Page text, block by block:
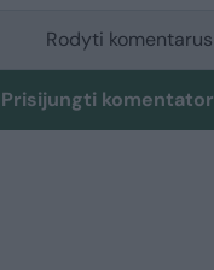
Rodyti komentarus
Prisijungti